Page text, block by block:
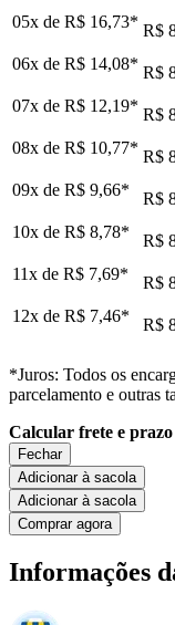
05x de R$ 16,73* R$
06x de R$ 14,08* R$
07x de R$ 12,19* R$
08x de R$ 10,77* R$
09x de R$ 9,66*
R$
10x de R$ 8,78*
R$
11x de R$ 7,69*
R$
12x de R$ 7,46* R$
*Juros: Todos os
parcelamento e outras
Calcular frete e prazo
Fechar
Adicionar à sacola
Adicionar à sacola
Comprar agora
Informações